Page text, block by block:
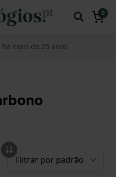
0
mais de 25 anos